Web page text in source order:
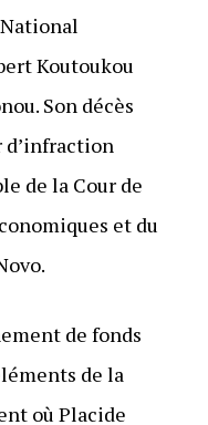
Koutoukou
Son décès
d’infraction
de la Cour de
et du
de fonds
de la
où Placide